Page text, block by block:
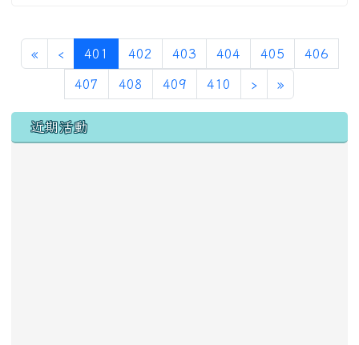
«第一頁
‹上一頁
401 (目前頁次)
402 403 404 405 406
407 408 409 410 ›下一頁
»最後頁
左邊區域內容
近期活動